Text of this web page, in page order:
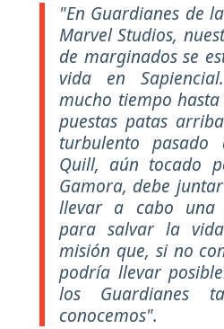
"En Guardianes de
Marvel Studios,
de marginados se
vida en
mucho tiempo hasta
puestas patas
turbulento pasado
Quill, aún tocado
Gamora, debe
llevar a cabo una
para salvar la
misión que, si no
podría llevar
los Guardianes
conocemos".